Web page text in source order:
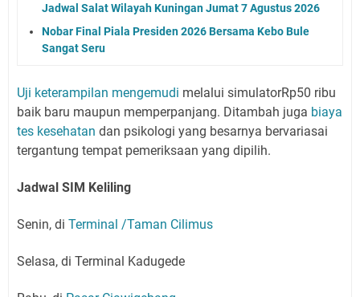
Jadwal Salat Wilayah Kuningan Jumat 7 Agustus 2026
Nobar Final Piala Presiden 2026 Bersama Kebo Bule
Sangat Seru
Uji keterampilan mengemudi melalui simulatorRp50 ribu
baik baru maupun memperpanjang. Ditambah juga biaya
tes kesehatan dan psikologi yang besarnya bervariasai
tergantung tempat pemeriksaan yang dipilih.
Jadwal SIM Keliling
Senin, di Terminal /Taman Cilimus
Selasa, di Terminal Kadugede